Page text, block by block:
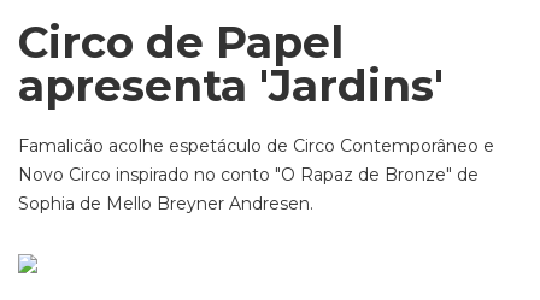
Circo de Papel
apresenta 'Jardins'
Famalicão acolhe espetáculo de Circo Contemporâneo e
Novo Circo inspirado no conto "O Rapaz de Bronze" de
Sophia de Mello Breyner Andresen.